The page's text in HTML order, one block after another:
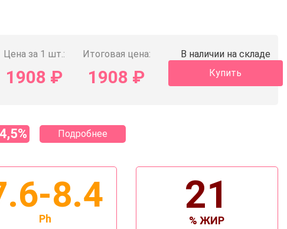
Цена за 1 шт.:
1908 ₽
Итоговая цена:
1908 ₽
В наличии на складе
Купить
Подробнее
8.4
Ph
21
% ЖИР